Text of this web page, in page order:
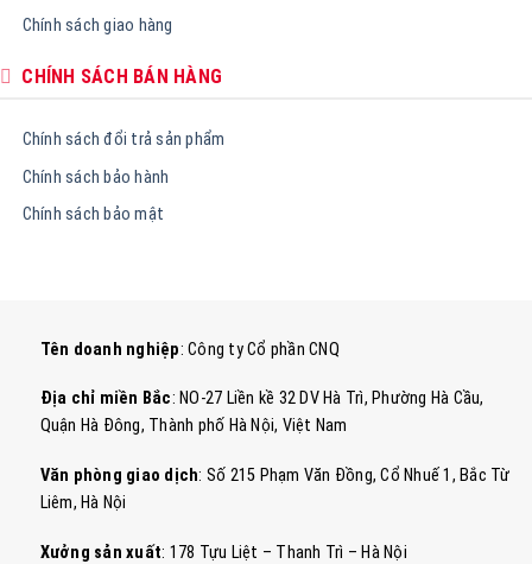
Chính sách giao hàng
CHÍNH SÁCH BÁN HÀNG
Chính sách đổi trả sản phẩm
Chính sách bảo hành
Chính sách bảo mật
Tên doanh nghiệp: Công ty Cổ phần CNQ
Địa chỉ miền Bắc: NO-27 Liền kề 32 DV Hà Trì, Phường Hà Cầu,
Quận Hà Đông, Thành phố Hà Nội, Việt Nam
Văn phòng giao dịch: Số 215 Phạm Văn Đồng, Cổ Nhuế 1, Bắc Từ
Liêm, Hà Nội
Xưởng sản xuất: 178 Tựu Liệt – Thanh Trì – Hà Nội